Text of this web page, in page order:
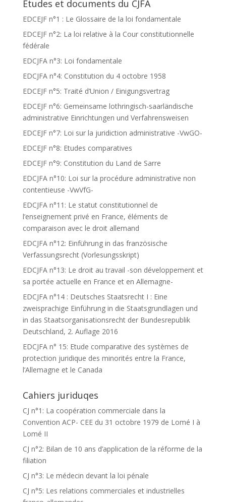
Etudes et documents du CJFA
EDCEJF n°1 : Le Glossaire de la loi fondamentale
EDCEJF n°2: La loi relative à la Cour constitutionnelle
fédérale
EDCJFA n°3: Loi fondamentale
EDCJFA n°4: Constitution du 4 octobre 1958
EDCEJF n°5: Traité d’Union / Einigungsvertrag
EDCEJF n°6: Gemeinsame lothringisch-saarländische
administrative Einrichtungen und Verfahrensweisen
EDCEJF n°7: Loi sur la juridiction administrative -VwGO-
EDCEJF n°8: Etudes comparatives
EDCEJF n°9: Constitution du Land de Sarre
EDCJFA n°10: Loi sur la procédure administrative non
contentieuse -VwVfG-
EDCJFA n°11: Le statut constitutionnel de
l’enseignement privé en France, éléments de
comparaison avec le droit allemand
EDCJFA n°12: Einführung in das französische
Verfassungsrecht (Vorlesungsskript)
EDCJFA n°13: Le droit au travail -son développement et
sa portée actuelle en France et en Allemagne-
EDCJFA n°14 : Deutsches Staatsrecht I : Eine
zweisprachige Einführung in die Staatsgrundlagen und
in das Staatsorganisationsrecht der Bundesrepublik
Deutschland, 2. Auflage 2016
EDCJFA n° 15: Etude comparative des systèmes de
protection juridique des minorités entre la France,
l’Allemagne et le Canada
Cahiers juriduqes
CJ n°1: La coopération commerciale dans la
Convention ACP- CEE du 31 octobre 1979 de Lomé I à
Lomé II
CJ n°2: Bilan de 10 ans d’application de la réforme de la
filiation
CJ n°3: Le médecin devant la loi pénale
CJ n°5: Les relations commerciales et industrielles